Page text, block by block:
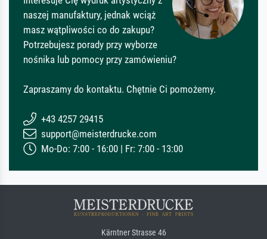
naszej manufaktury, jednak wciąż
masz wątpliwości co do zakupu?
Potrzebujesz porady przy wyborze
nośnika lub pomocy przy zamówieniu?
Zapraszamy do kontaktu. Chętnie Ci pomożemy.
+43 4257 29415
support@meisterdrucke.com
Mo-Do: 7:00 - 16:00 | Fr: 7:00 - 13:00
Kärntner Strasse 46